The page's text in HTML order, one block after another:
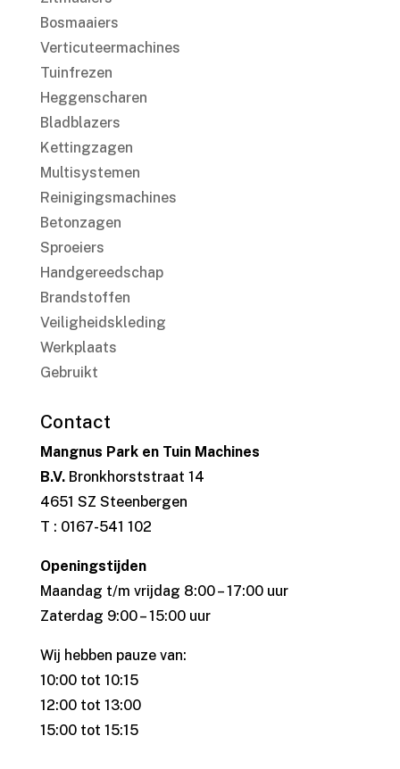
Bosmaaiers
Verticuteermachines
Tuinfrezen
Heggenscharen
Bladblazers
Kettingzagen
Multisystemen
Reinigingsmachines
Betonzagen
Sproeiers
Handgereedschap
Brandstoffen
Veiligheidskleding
Werkplaats
Gebruikt
Contact
Mangnus Park en Tuin Machines
B.V.Bronkhorststraat 14
4651 SZ Steenbergen
T : 0167-541 102
Openingstijden
Maandag t/m vrijdag 8:00 – 17:00 uur
Zaterdag 9:00 – 15:00 uur
Wij hebben pauze van:
10:00 tot 10:15
12:00 tot 13:00
15:00 tot 15:15